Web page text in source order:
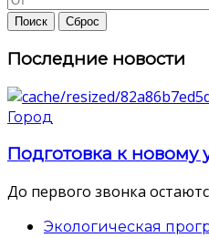
Последние новости
Город
Подготовка к новому
До первого звонка
Экологическая